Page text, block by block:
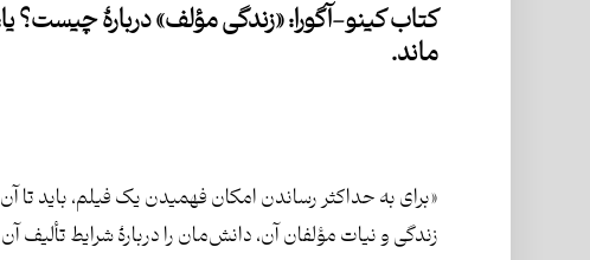
کتاب کینو-آگورا: «زندگی مؤلف» دربارۀ چیست؟
ماند.
«برای به حداکثر رساندن امکان فهمیدن یک فیلم، باید تا
زندگی و نیات مؤلفان آن، دانش‌مان را دربارۀ شرایط تألیف